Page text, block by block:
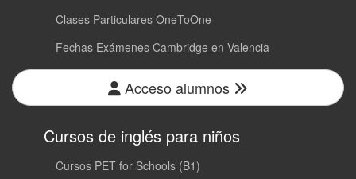
Clases Particulares OneToOne
Fechas Exámenes Cambridge en Valencia
Acceso alumnos
Cursos de inglés para niños
Cursos PET for Schools (B1)